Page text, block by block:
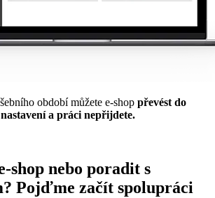
období můžete e-shop převést do
a práci nepřijdete.
shop nebo poradit s
Pojďme začít spolupráci